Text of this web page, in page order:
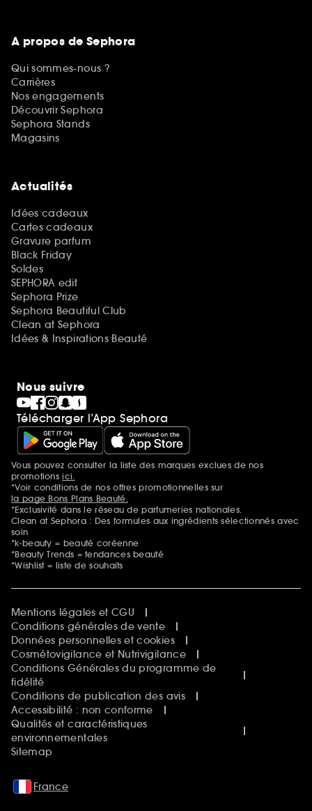
A propos de Sephora
Qui sommes-nous ?
Carrières
Nos engagements
Découvrir Sephora
Sephora Stands
Magasins
Actualités
Idées cadeaux
Cartes cadeaux
Gravure parfum
Black Friday
Soldes
SEPHORA edit
Sephora Prize
Sephora Beautiful Club
Clean at Sephora
Idées & Inspirations Beauté
Nous suivre
Télécharger l’App Sephora
Mentions additionnelles
Vous pouvez consulter la liste des marques exclues de nos
promotionsici.
*Voir conditions de nos offres promotionnelles sur
la page Bons Plans Beauté.
*Exclusivité dans le réseau de parfumeries nationales.
Clean at Sephora : Des formules aux ingrédients sélectionnés avec
soin
*k-beauty = beauté coréenne
*Beauty Trends = tendances beauté
*Wishlist = liste de souhaits
Mentions légales et CGU
Conditions générales de vente
Données personnelles et cookies
Cosmétovigilance et Nutrivigilance
Conditions Générales du programme de
fidélité
Conditions de publication des avis
Accessibilité : non conforme
Qualités et caractéristiques
environnementales
Sitemap
France